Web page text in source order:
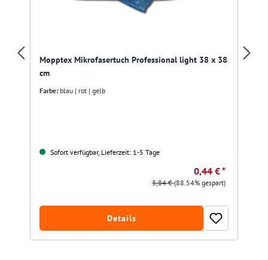
Mopptex Mikrofasertuch Professional light 38 x 38
cm
Farbe: blau | rot | gelb
Sofort verfügbar, Lieferzeit: 1-5 Tage
0,44 € *
3,84 €(88.54% gespart)
Details